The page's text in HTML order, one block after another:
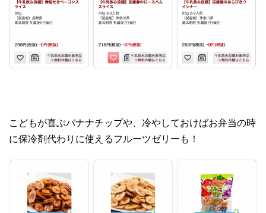
こどもが喜ぶバナナチップや、冷やしておけばお弁当の時
に保冷剤代わりに使えるフルーツゼリーも！